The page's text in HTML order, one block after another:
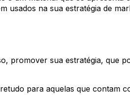
usados na sua estratégia de
promover sua estratégia, que
para aquelas que contam